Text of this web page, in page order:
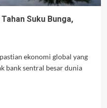
Suku Bunga,
ekonomi global yang
bank sentral besar dunia